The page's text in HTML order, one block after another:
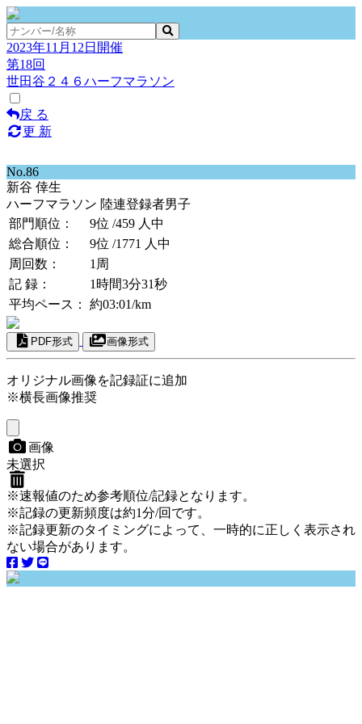
2023年11月12日開催
第18回
世田谷２４６ハーフマラソン
戻 る
更 新
No.86
新谷 倖生
ハーフマラソン 陸連登録者男子
部門順位：
9位 /459 人中
総合順位：
9位 /1771 人中
周回数：
1周
記 録：
1時間3分31秒
平均ペース：
約03:01/km
PDF形式 画像形式
オリジナル画像を記録証に追加
※横長画像推奨
画像
未選択
※速報値のため参考順位/記録となります。
※記録の更新頻度は約1分/回です。
※記録更新のタイミングによって、一時的に正しく表示され
ない場合があります。